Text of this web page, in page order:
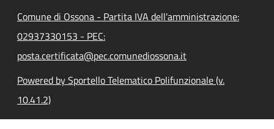
Comune di Ossona - Partita IVA dell'amministrazione:
02937330153 - PEC:
posta.certificata@pec.comunediossona.it
Powered by Sportello Telematico Polifunzionale (v.
10.41.2)